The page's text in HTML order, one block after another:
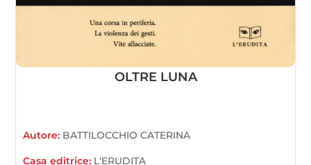
OLTRE LUNA
Autore: BATTILOCCHIO CATERINA
Casa editrice: L'ERUDITA